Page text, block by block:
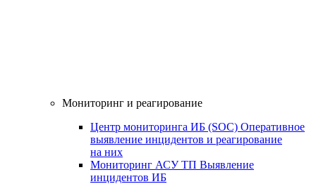
Мониторинг и реагирование
Центр мониторинга ИБ (SOC) Оперативное
выявление инцидентов и реагирование
на них
Мониторинг АСУ ТП Выявление
инцидентов ИБ